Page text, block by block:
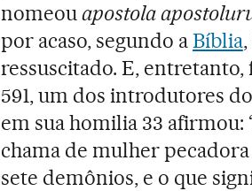
nomeouapostola
por acaso, segundo aBíblia
ressuscitado. E,
591, um dos introdutores
em sua homilia 33 afirmou:
chama de mulher
sete demônios, e o que